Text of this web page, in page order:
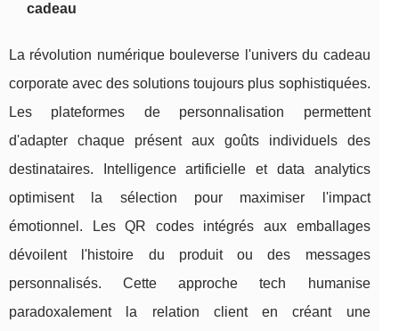
cadeau
La révolution numérique bouleverse l'univers du cadeau
corporate avec des solutions toujours plus sophistiquées.
Les plateformes de personnalisation permettent
d'adapter chaque présent aux goûts individuels des
destinataires. Intelligence artificielle et data analytics
optimisent la sélection pour maximiser l'impact
émotionnel. Les QR codes intégrés aux emballages
dévoilent l'histoire du produit ou des messages
personnalisés. Cette approche tech humanise
paradoxalement la relation client en créant une